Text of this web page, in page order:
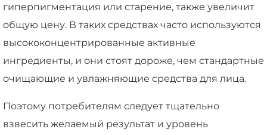
гиперпигментация или старение, также увеличит
общую цену. В таких средствах часто используются
высококонцентрированные активные
ингредиенты, и они стоят дороже, чем стандартные
очищающие и увлажняющие средства для лица.
Поэтому потребителям следует тщательно
взвесить желаемый результат и уровень